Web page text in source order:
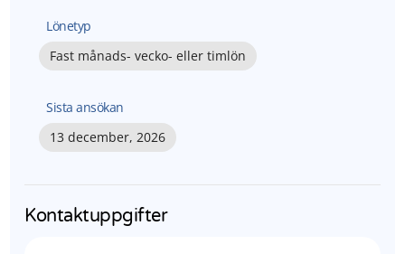
Lönetyp
Fast månads- vecko- eller timlön
Sista ansökan
13 december, 2026
Kontaktuppgifter